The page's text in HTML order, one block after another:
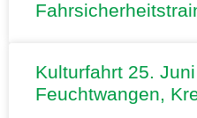
Kulturfahrt 25.
Feuchtwangen,